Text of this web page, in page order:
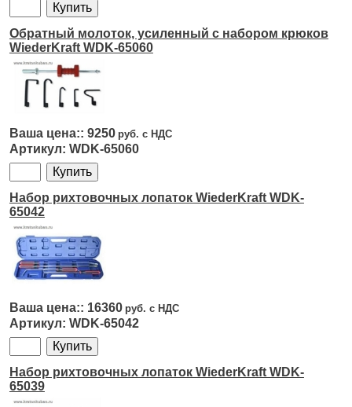
Обратный молоток, усиленный с набором крюков
WiederKraft WDK-65060
9250
WDK-65060
Набор рихтовочных лопаток WiederKraft WDK-
65042
16360
WDK-65042
Набор рихтовочных лопаток WiederKraft WDK-
65039